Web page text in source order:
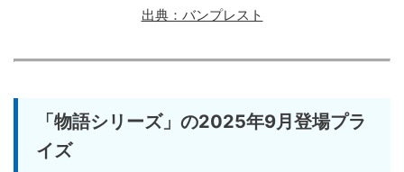
出典：バンプレスト
「物語シリーズ」の2025年9月登場プラ
イズ